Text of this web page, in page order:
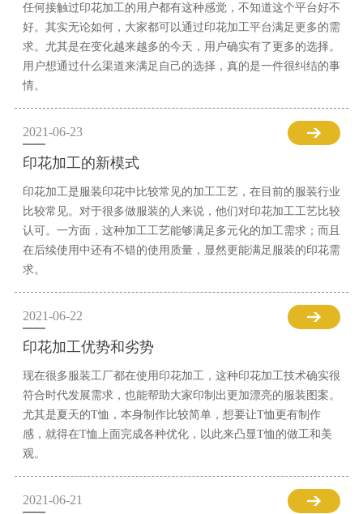
任何接触过印花加工的用户都有这种感觉，不知道这个平台好不
好。其实无论如何，大家都可以通过印花加工平台满足更多的需
求。尤其是在变化越来越多的今天，用户确实有了更多的选择。
用户想通过什么渠道来满足自己的选择，真的是一件很纠结的事
情。
2021-06-23
印花加工的新模式
印花加工是服装印花中比较常见的加工工艺，在目前的服装行业
比较常见。对于很多做服装的人来说，他们对印花加工工艺比较
认可。一方面，这种加工工艺能够满足多元化的加工需求；而且
在后续使用中还有不错的使用质量，显然更能满足服装的印花需
求。
2021-06-22
印花加工优势和劣势
现在很多服装工厂都在使用印花加工，这种印花加工技术确实很
符合时代发展需求，也能帮助大家印制出更加漂亮的服装图案。
尤其是夏天的T恤，本身制作比较简单，想要让T恤更有制作
感，就得在T恤上面完成各种优化，以此来凸显T恤的做工和美
观。
2021-06-21